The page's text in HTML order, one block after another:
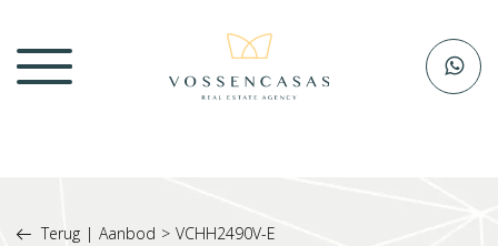
Terug | Aanbod > VCHH2490V-E